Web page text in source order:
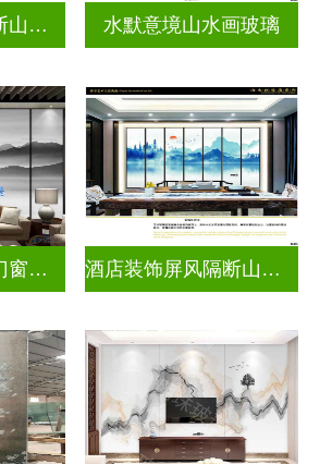
酒店装饰屏风隔断山水画玻璃 水默意境山水画玻璃
办公室浴室衣柜门窗户山水画玻璃 酒店装饰屏风隔断山水画玻璃